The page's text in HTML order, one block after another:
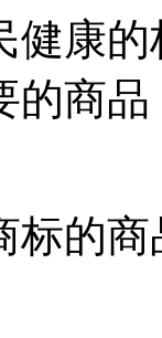
健康
的商
标的商